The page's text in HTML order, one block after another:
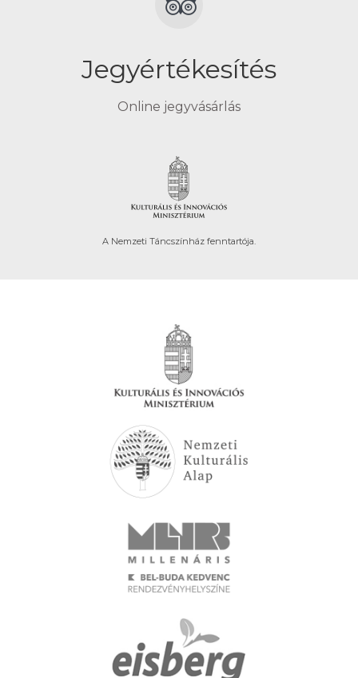
Jegyértékesítés
Online jegyvásárlás
A Nemzeti Táncszínház fenntartója.